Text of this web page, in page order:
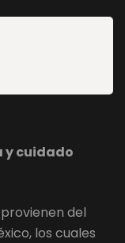
y cuidado
del
los cuales